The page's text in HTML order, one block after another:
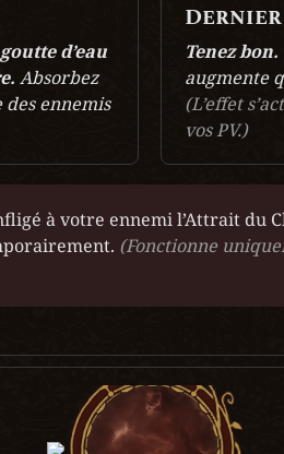
d’eau
Absorbez
ennemis
Dernier
Tenez bon.
augmente
(L’effet
vos PV.)
à votre ennemi l’Attrait du
(Fonctionne